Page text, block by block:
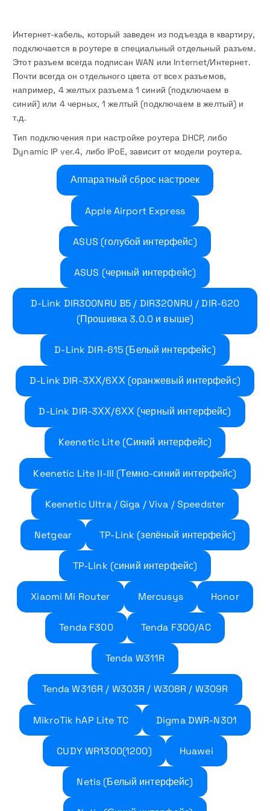
Интернет-кабель, который заведен из подъезда в квартиру,
подключается в роутере в специальный отдельный разъем.
Этот разъем всегда подписан WAN или Internet/Интернет.
Почти всегда он отдельного цвета от всех разъемов,
например, 4 желтых разъема 1 синий (подключаем в
синий) или 4 черных, 1 желтый (подключаем в желтый) и
т.д.
Тип подключения при настройке роутера DHCP, либо
Dynamic IP ver.4, либо IPoE, зависит от модели роутера.
Аппаратный сброс настроек
Apple Airport Express
ASUS (голубой интерфейс)
ASUS (черный интерфейс)
D-Link DIR300NRU B5 / DIR320NRU / DIR-620
(Прошивка 3.0.0 и выше)
D-Link DIR-615 (Белый интерфейс)
D-Link DIR-3ХХ/6ХХ (оранжевый интерфейс)
D-Link DIR-3ХХ/6ХХ (черный интерфейс)
Keenetic Lite (Синий интерфейс)
Keenetic Lite II-III (Темно-синий интерфейс)
Keenetic Ultra / Giga / Viva / Speedster
Netgear TP-Link (зелёный интерфейс)
TP-Link (синий интерфейс)
Xiaomi Mi Router Mercusys Honor
Tenda F300 Tenda F300/AC
Tenda W311R
Tenda W316R / W303R / W308R / W309R
MikroTik hAP Lite TC Digma DWR-N301
CUDY WR1300(1200) Huawei
Netis (Белый интерфейс)